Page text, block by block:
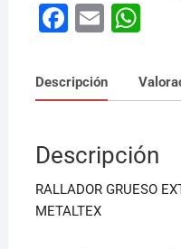
F
c
e
o
o
k
E
ai
l
W
at
s
p
p
Descripción
Descripción
RALLADOR GRUESO
METALTEX